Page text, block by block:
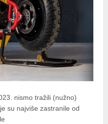
nismo tražili (nužno)
su najviše zastranile od